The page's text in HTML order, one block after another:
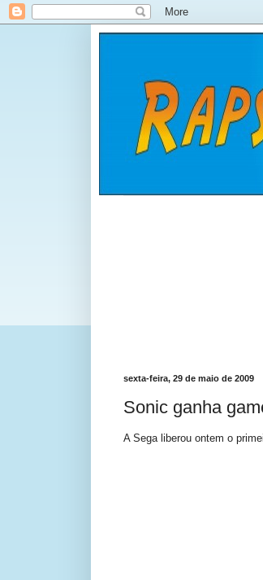
sexta-feira, 29 de maio de 2009
Sonic ganha
A Sega liberou ontem o